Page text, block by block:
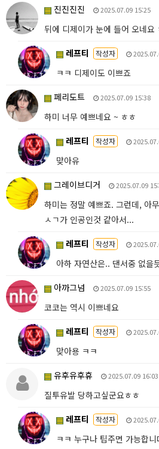
진진진진
2025.07.09 15:25
뒤에 디제이가 눈에 들어 오네요
레프티
작성자
ㅋㅋ 디제이도 이쁘죠
페리도트
2025.07.09 15:38
하미 너무 예쁘네요 ~ ㅎㅎ
레프티
작성자
맞아유
그레이브디거
2025.07.09
하미는 정말 예쁘죠. 그런데, 아
ㅅㄱ가 인공인것 같아서...
레프티
작성자
아하 자연산은.. 댄서중 없을
아까그넘
2025.07.09 15:55
코코는 역시 이쁘네요
레프티
작성자
맞아용 ㅋㅋ
유후유후휴
2025.07.09 16:03
질투유발 당하고싶군요ㅎㅎ
레프티
작성자
ㅋㅋ 누구나 팁주면 가능합니